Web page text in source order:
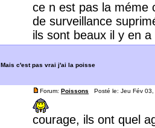
ce n est pas la méme
de surveillance
ils sont beaux il y en
Mais c'est pas vrai j'ai la poisse
Forum: Poissons Posté le: Jeu Fév
courage, ils ont quel